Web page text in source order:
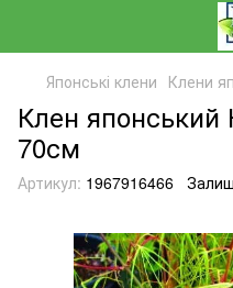
Японські клени Клени
Клен японський
70см
Артикул: 1967916466